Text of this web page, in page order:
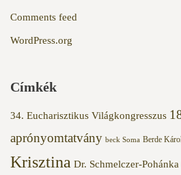
Comments feed
WordPress.org
Címkék
34. Eucharisztikus Világkongresszus
aprónyomtatvány beck Soma Berde
Krisztina Dr. Schmelczer-Pohánka